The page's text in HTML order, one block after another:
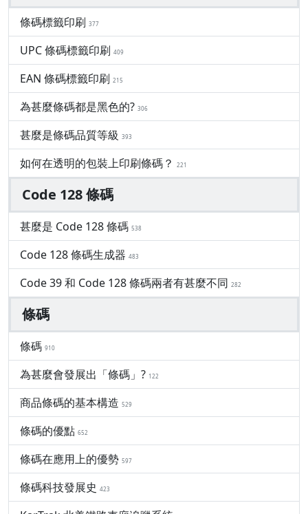
條碼標籤印刷 377
UPC 條碼標籤印刷 409
EAN 條碼標籤印刷 215
為甚麼條碼都是黑色的? 306
甚麼是條碼品質等級 393
如何在透明的包裝上印刷條碼？ 221
Code 128 條碼
甚麼是 Code 128 條碼 538
Code 128 條碼生成器 483
Code 39 和 Code 128 條碼兩者有甚麼不同 282
條碼
條碼 910
為甚麼會發展出「條碼」? 122
商品條碼的基本構造 529
條碼的優點 652
條碼在應用上的優勢 597
條碼科技發展史 423